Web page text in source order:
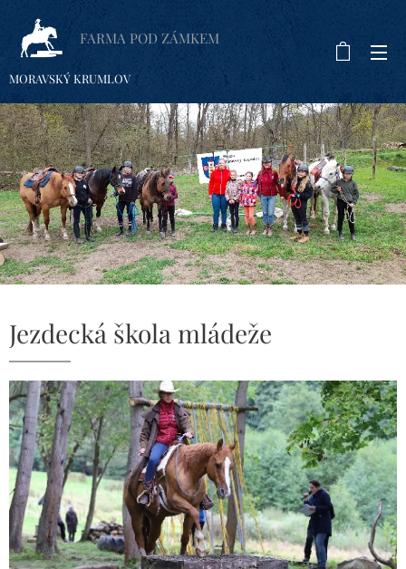
FARMA POD ZÁMKEM
MORAVSKÝ KRUMLOV
Jezdecká škola mládeže